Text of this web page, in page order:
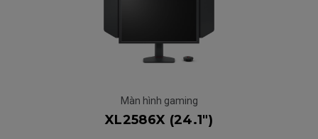
Màn hình gaming
XL2586X (24.1")